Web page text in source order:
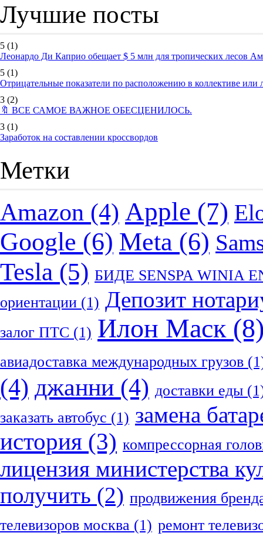
Лучшие посты
5 (1)
Леонардо Ди Каприо обещает $ 5 млн для тропических лесов
5 (1)
Отрицательные показатели по расположению в коллективе
3 (2)
🔖 ВСЕ САМОЕ ВАЖНОЕ ОБЕСЦЕНИЛОСЬ.
3 (1)
Заработок на составлении кроссвордов
Метки
Amazon (4) Apple (7)
Google (6) Meta (6)
Tesla (5) БИДЕ SENSPA WINIA
ориентации (1) Депозит
залог ПТС (1) Илон Маск
авиадоставка международных грузов
(4) джанни (4) доставки еды
заказать автобус (1) замена
история (3) компрессорная
лицензия министерства
получить (2) продвижения
телевизоров москва (1) ремонт